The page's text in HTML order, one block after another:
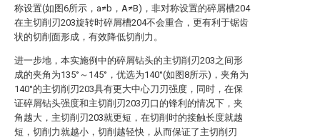
称设置(如图6所示，a≠b，A≠B)，非对称设置的碎屑槽204
在主切削刃203旋转时碎屑槽204不会重合，更有利于锯齿
状的切削面形成，有效降低切削力。
进一步地，本实施例中的碎屑钻头的主切削刃203之间形
成的夹角为135°～145°，优选为140°(如图8所示)，夹角为
140°的主切削刃203具有更大中心刀刃强度，同时，在保
证碎屑钻头强度和主切削刃203刃口的锋利的情况下，夹
角越大，主切削刃203就更短，在切削时的接触长度就越
短，切削力就越小，切削越轻快，从而保证了主切削刃